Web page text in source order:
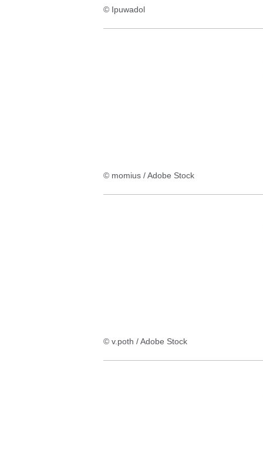
© Ipuwadol
© momius / Adobe Stock
© v.poth / Adobe Stock